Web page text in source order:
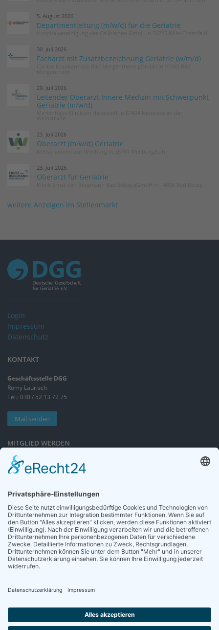
5. August 2026
Departmentleitung (m/w/d) für die Geriatrie
30. Juli 2026
Facharzt mit Zusatzbezeichnung Geriatrie (w/m/d)
29. Juli 2026
Leitender Oberarzt Innere Medizin mit Schwerpunkt
Geriatrie (m/w/d)
23. Juli 2026
Oberarzt (m/w/d) Geriatrie
23. Juli 2026
Oberarzt für Geriatrie
weitere Anzeigen im Stellenmarkt
Login
Impressum
Datenschutz
KONTAKT
Geschäftsstelle DGG
Romy Laurisch
Tel.: 030 / 52 13 72 75
Mail senden
MITGLIED WERDEN
Sieben gute Gründe
für Ihre Mitgliedschaft
NEWSLETTER
Neuigkeiten rund um die Geriatrie und die DGG – regelmäßig in Ihrem
Postfach.
Die Zeitschrift für Gerontologie und Geriatrie informiert über Neues aus